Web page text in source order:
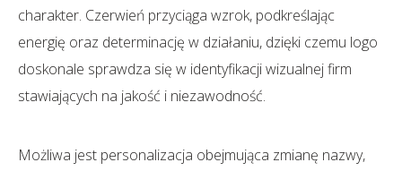
charakter. Czerwień przyciąga wzrok, podkreślając
energię oraz determinację w działaniu, dzięki czemu logo
doskonale sprawdza się w identyfikacji wizualnej firm
stawiających na jakość i niezawodność.
Możliwa jest personalizacja obejmująca zmianę nazwy,